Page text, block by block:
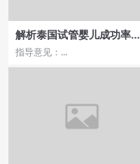
解析泰国试管婴儿成功率，
费用高的医院真的更好吗？
指导意见：...